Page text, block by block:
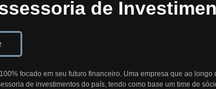
de
focado em seu futuro financeiro. Uma empresa que ao longo
de investimentos do país, tendo como base um time de